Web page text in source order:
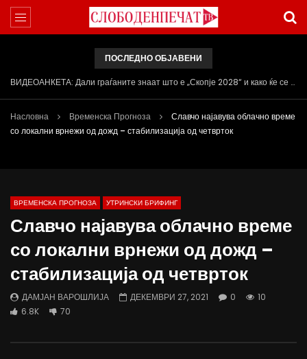
ПОСЛЕДНО ОБЈАВЕНИ
Вести на „Слободен Печат“ 31.07.2026
Насловна Временска Прогноза
Славчо најавува облачно време
со локални врнежи од дожд – стабилизација од четврток
ВРЕМЕНСКА ПРОГНОЗА УТРИНСКИ БРИФИНГ
Славчо најавува облачно време
со локални врнежи од дожд –
стабилизација од четврток
ДАМЈАН ВАРОШЛИЈА ДЕКЕМВРИ 27, 2021 0
10
6.8K
70